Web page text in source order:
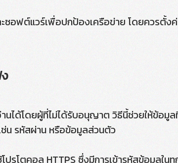
ซอฟต์แวร์เพื่อปกป้องเครือข่าย โดยควรตั้งค่
นได้โดยผู้ที่ไม่ได้รับอนุญาต วิธีนี้ช่วยให้ข้อ
น รหัสผ่าน หรือข้อมูลส่วนตัว
รโตคอล HTTPS ซึ่งมีการเข้ารหัสข้อมูลใน